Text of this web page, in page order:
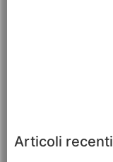
Articoli recenti